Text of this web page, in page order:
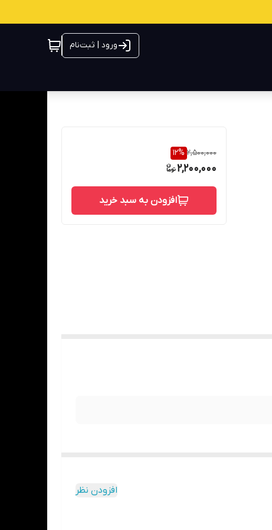
ورود | ثبت‌نام
2,500,000
12%
2,200,000
افزودن به سبد خرید
افزودن نظر